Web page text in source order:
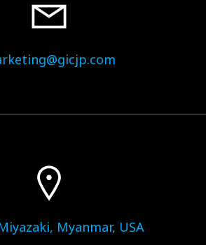
Myanmar, USA